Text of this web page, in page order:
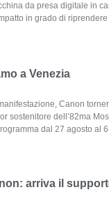
da presa digitale in
in grado di
a Venezia
Canon
sostenitore dell’82ma
dal 27 agosto al 6
arriva il